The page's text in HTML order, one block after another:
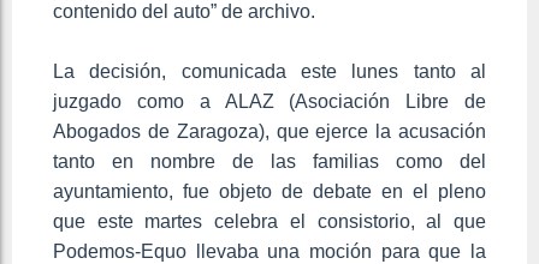
contenido del auto” de archivo.
La decisión, comunicada este lunes tanto al
juzgado como a ALAZ (Asociación Libre de
Abogados de Zaragoza), que ejerce la acusación
tanto en nombre de las familias como del
ayuntamiento, fue objeto de debate en el pleno
que este martes celebra el consistorio, al que
Podemos-Equo llevaba una moción para que la